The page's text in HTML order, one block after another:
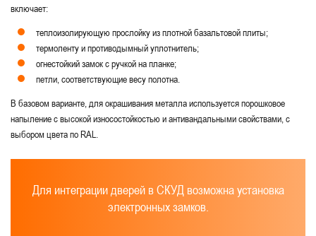
включает:
теплоизолирующую прослойку из плотной базальтовой плиты;
термоленту и противодымный уплотнитель;
огнестойкий замок с ручкой на планке;
петли, соответствующие весу полотна.
В базовом варианте, для окрашивания металла используется порошковое
напыление с высокой износостойкостью и антивандальными свойствами, с
выбором цвета по RAL.
Для интеграции дверей в СКУД возможна установка
электронных замков.